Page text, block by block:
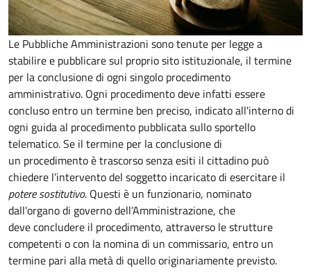
Le Pubbliche Amministrazioni sono tenute per legge a
stabilire e pubblicare sul proprio sito istituzionale, il termine
per la conclusione di ogni singolo procedimento
amministrativo. Ogni procedimento deve infatti essere
concluso entro un termine ben preciso, indicato all'interno di
ogni guida al procedimento pubblicata sullo sportello
telematico. Se il termine per la conclusione di
un procedimento è trascorso senza esiti il cittadino può
chiedere l’intervento del soggetto incaricato di esercitare il
potere sostitutivo. Questi è un funzionario, nominato
dall'organo di governo dell’Amministrazione, che
deve concludere il procedimento, attraverso le strutture
competenti o con la nomina di un commissario, entro un
termine pari alla metà di quello originariamente previsto.